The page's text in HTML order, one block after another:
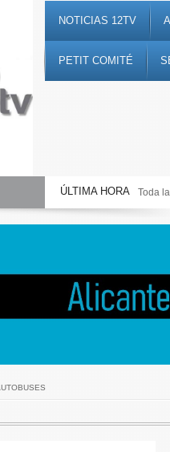
NOTICIAS 12TV
PETIT COMITÉ
ÚLTIMA HORA Toda